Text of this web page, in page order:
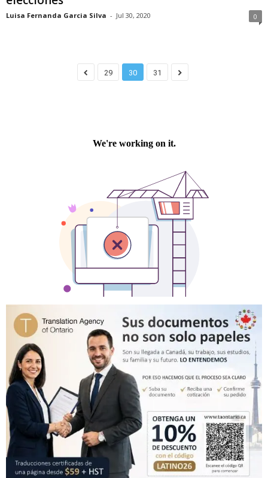
Luisa Fernanda Garcia Silva - Jul 30, 2020 0
29 30 31